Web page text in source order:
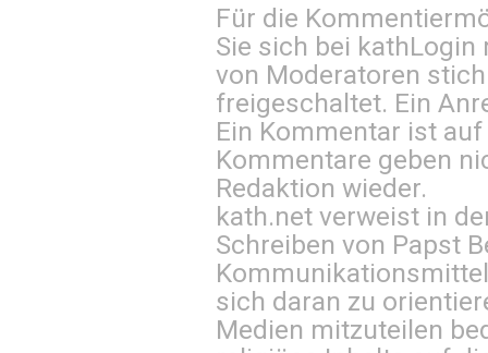
Für die
Sie sich bei kathLogin
von Moderatoren
freigeschaltet. Ein
Ein Kommentar ist
Kommentare geben
Redaktion wieder.
kath.net verweist in
Schreiben von Papst
sich daran zu
Medien mitzuteilen